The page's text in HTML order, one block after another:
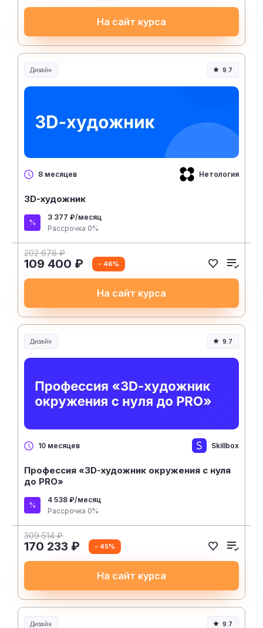
На сайт курса
Дизайн 9.7
8 месяцев Нетология
3D-художник
3 377 ₽/месяц
Рассрочка 0%
202 678 ₽
109 400 ₽ - 46%
На сайт курса
Дизайн 9.7
10 месяцев Skillbox
Профессия «3D-художник окружения с нуля
до PRO»
4 538 ₽/месяц
Рассрочка 0%
309 514 ₽
170 233 ₽ - 45%
На сайт курса
Дизайн 9.7